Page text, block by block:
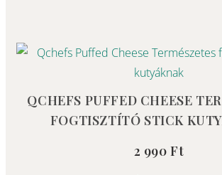
QCHEFS PUFFED CHEESE
FOGTISZTÍTÓ STICK
2 990Ft